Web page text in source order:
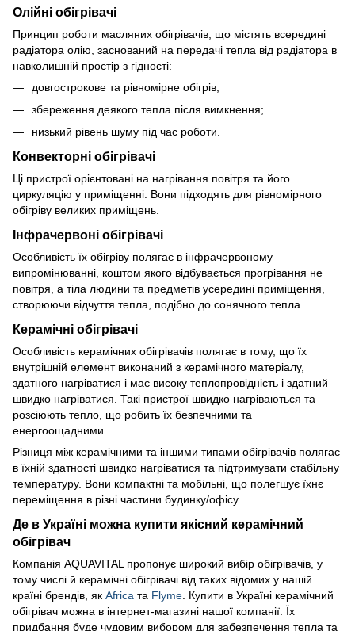
Олійні обігрівачі
Принцип роботи масляних обігрівачів, що містять всередині
радіатора олію, заснований на передачі тепла від радіатора в
навколишній простір з гідності:
довгострокове та рівномірне обігрів;
збереження деякого тепла після вимкнення;
низький рівень шуму під час роботи.
Конвекторні обігрівачі
Ці пристрої орієнтовані на нагрівання повітря та його
циркуляцію у приміщенні. Вони підходять для рівномірного
обігріву великих приміщень.
Інфрачервоні обігрівачі
Особливість їх обігріву полягає в інфрачервоному
випромінюванні, коштом якого відбувається прогрівання не
повітря, а тіла людини та предметів усередині приміщення,
створюючи відчуття тепла, подібно до сонячного тепла.
Керамічні обігрівачі
Особливість керамічних обігрівачів полягає в тому, що їх
внутрішній елемент виконаний з керамічного матеріалу,
здатного нагріватися і має високу теплопровідність і здатний
швидко нагріватися. Такі пристрої швидко нагріваються та
розсіюють тепло, що робить їх безпечними та
енергоощадними.
Різниця між керамічними та іншими типами обігрівачів полягає
в їхній здатності швидко нагріватися та підтримувати стабільну
температуру. Вони компактні та мобільні, що полегшує їхнє
переміщення в різні частини будинку/офісу.
Де в Україні можна купити якісний керамічний
обігрівач
Компанія AQUAVITAL пропонує широкий вибір обігрівачів, у
тому числі й керамічні обігрівачі від таких відомих у нашій
країні брендів, як Africa та Flyme . Купити в Україні керамічний
обігрівач можна в інтернет-магазині нашої компанії. Їх
придбання буде чудовим вибором для забезпечення тепла та